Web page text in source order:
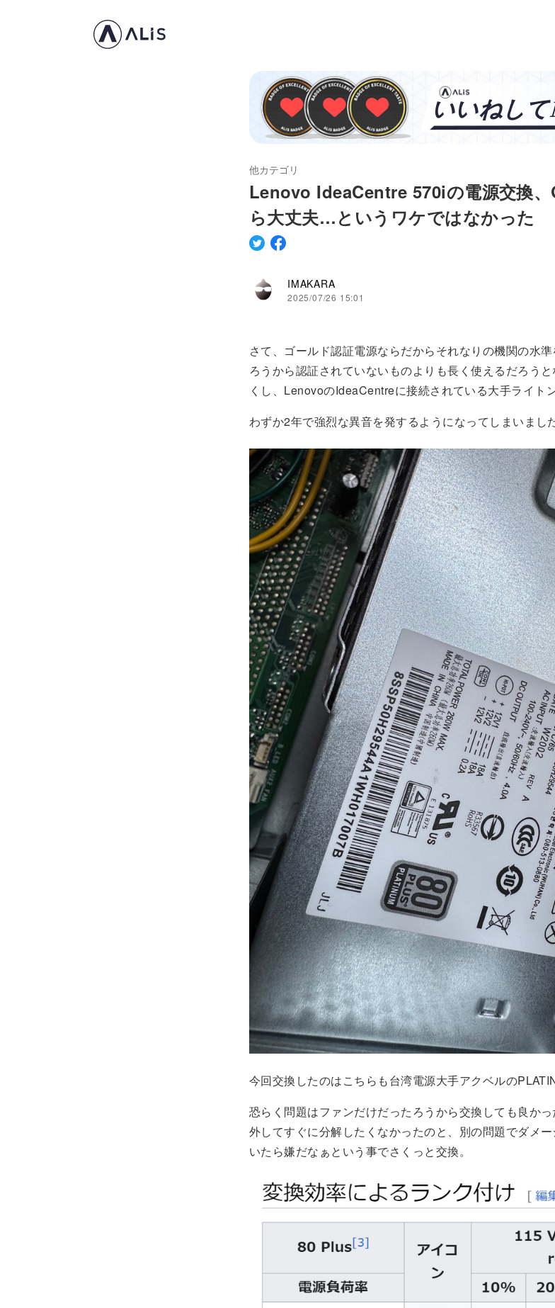
他カテゴリ
Lenovo IdeaCentre 570iの電源交換
ら大丈夫…というワケではなかった
IMAKARA
2025/07/26 15:01
さて、ゴールド認証電源ならだからそれなりの機関の水
ろうから認証されていないものよりも長く使えるだろう
くし、LenovoのIdeaCentreに接続されている大手ライ
わずか2年で強烈な異音を発するようになってしまいまし
今回交換したのはこちらも台湾電源大手アクベルの
恐らく問題はファンだけだったろうから交換しても良か
外してすぐに分解したくなかったのと、別の問題でダメ
いたら嫌だなぁという事でさくっと交換。